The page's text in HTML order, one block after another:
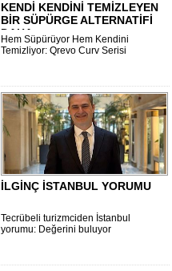
KENDİ KENDİNİ TEMİZLEYEN
BİR SÜPÜRGE ALTERNATİFİ
DAHA..
Hem Süpürüyor Hem Kendini
Temizliyor: Qrevo Curv Serisi
İLGİNÇ İSTANBUL YORUMU
Tecrübeli turizmciden İstanbul
yorumu: Değerini buluyor